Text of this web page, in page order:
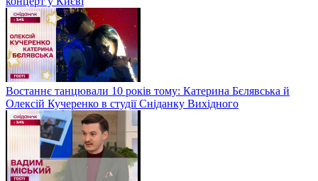
Востаннє танцювали 10 років тому: Катерина Бєлявська й
Олексій Кучеренко в студії Сніданку Вихідного